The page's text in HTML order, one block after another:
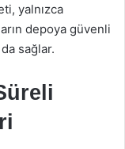
yalnızca
depoya güvenli
sağlar.